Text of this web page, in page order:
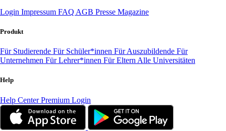
Login Impressum FAQ AGB Presse Magazine
Produkt
Für Studierende Für Schüler*innen Für Auszubildende Für
Unternehmen Für Lehrer*innen Für Eltern Alle Universitäten
Help
Help CenterPremium Login